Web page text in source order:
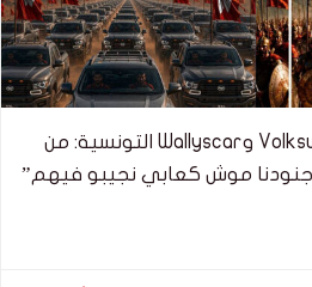
تراشق إعلاني بين Volkswagen وWallyscar التونسية: من
موش كعابي نجيبو فيهم”